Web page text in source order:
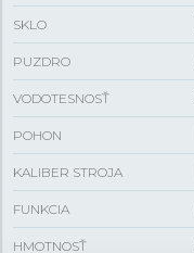
SKLO
PUZDRO
VODOTESNOSŤ
POHON
KALIBER STROJA
FUNKCIA
HMOTNOSŤ